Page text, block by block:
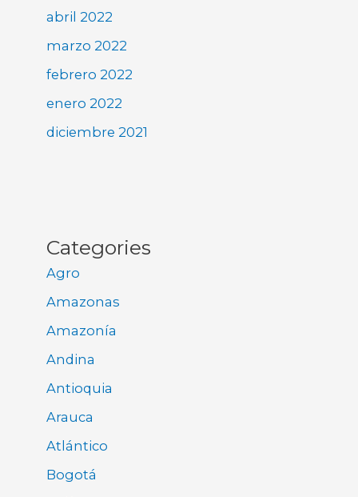
abril 2022
marzo 2022
febrero 2022
enero 2022
diciembre 2021
Categories
Agro
Amazonas
Amazonía
Andina
Antioquia
Arauca
Atlántico
Bogotá